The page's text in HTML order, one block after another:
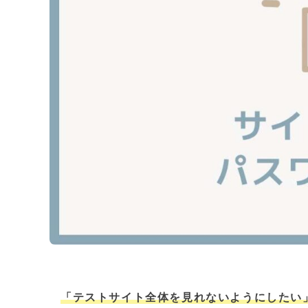
「テストサイト全体を見れないようにしたい